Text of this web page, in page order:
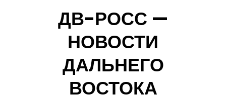
ДВ-РОСС —
НОВОСТИ
ДАЛЬНЕГО
ВОСТОКА